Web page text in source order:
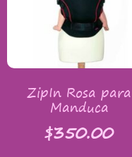
ZipIn Rosa para
Manduca
$350.00